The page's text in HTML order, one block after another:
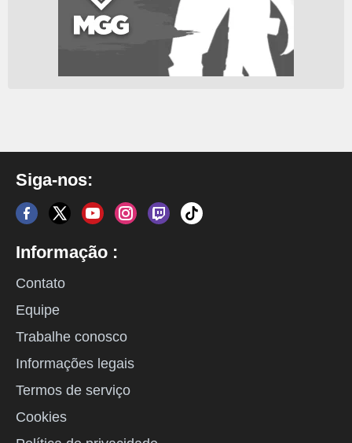
Siga-nos:
Informação :
Contato
Equipe
Trabalhe conosco
Informações legais
Termos de serviço
Cookies